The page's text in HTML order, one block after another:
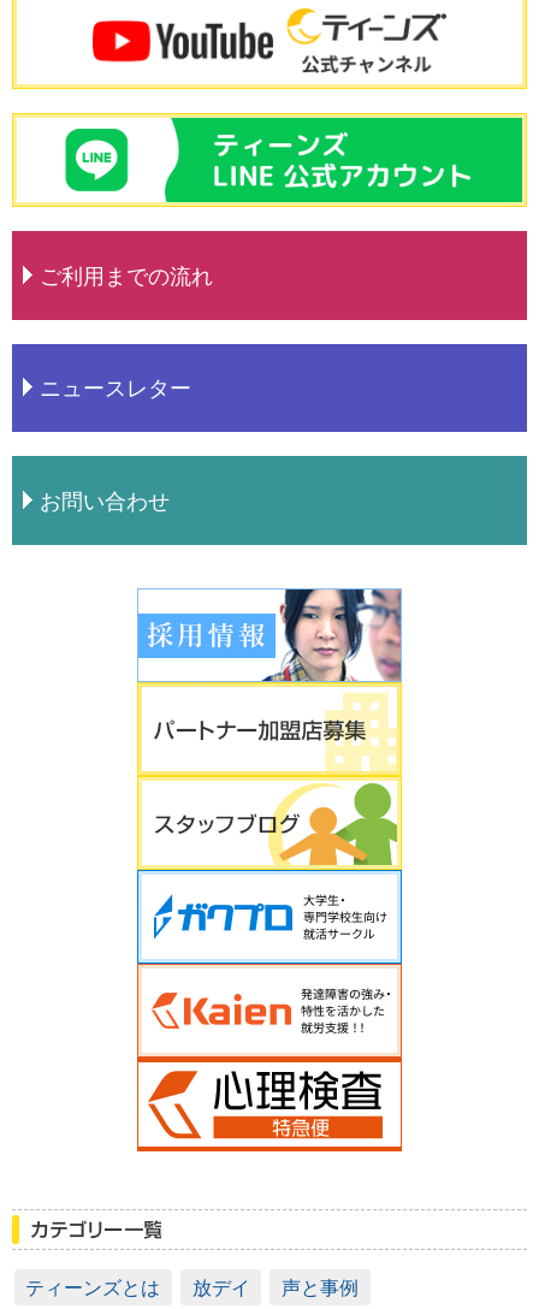
ご利用までの流れ
ニュースレター
お問い合わせ
ティーンズとは 放デイ 声と事例